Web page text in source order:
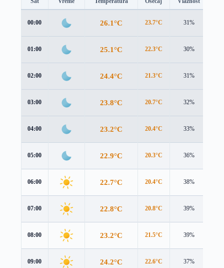
00:00 26.1°C 23.7°C 31%
01:00 25.1°C 22.3°C 30%
02:00 24.4°C 21.3°C 31%
03:00 23.8°C 20.7°C 32%
04:00 23.2°C 20.4°C 33%
05:00 22.9°C 20.3°C 36%
06:00 22.7°C 20.4°C 38%
07:00 22.8°C 20.8°C 39%
08:00 23.2°C 21.5°C 39%
09:00 24.2°C 22.6°C 37%